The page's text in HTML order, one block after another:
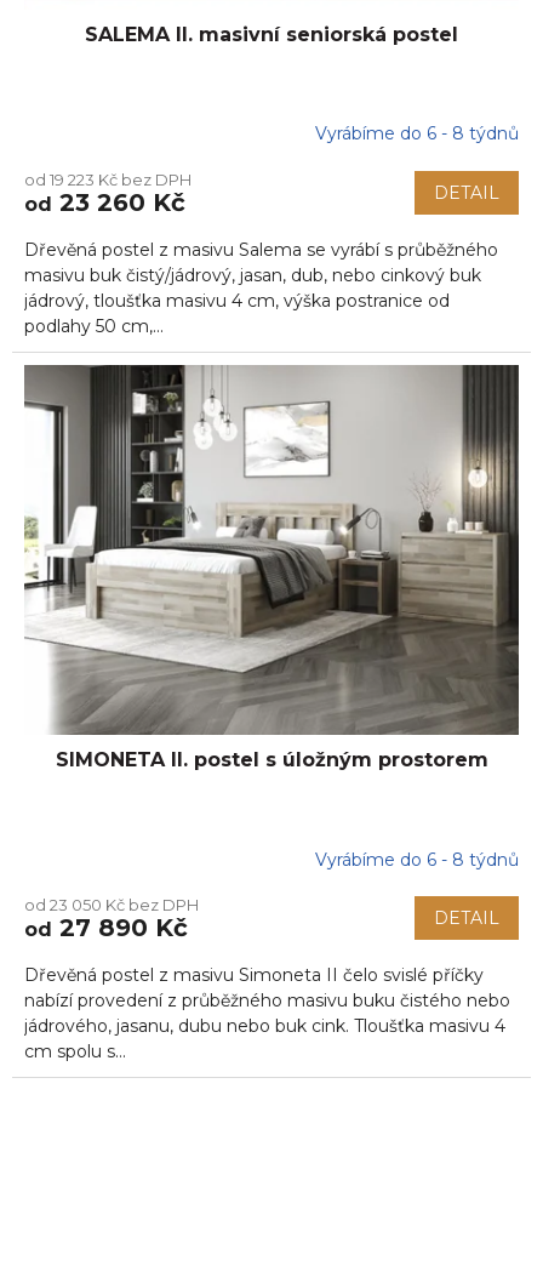
SALEMA II. masivní seniorská postel
Vyrábíme do 6 - 8 týdnů
od 19 223 Kč bez DPH
od 23 260 Kč DETAIL
Dřevěná postel z masivu Salema se vyrábí s průběžného
masivu buk čistý/jádrový, jasan, dub, nebo cinkový buk
jádrový, tloušťka masivu 4 cm, výška postranice od
podlahy 50 cm,...
SIMONETA II. postel s úložným prostorem
Vyrábíme do 6 - 8 týdnů
od 23 050 Kč bez DPH
od 27 890 Kč DETAIL
Dřevěná postel z masivu Simoneta II čelo svislé příčky
nabízí provedení z průběžného masivu buku čistého nebo
jádrového, jasanu, dubu nebo buk cink. Tloušťka masivu 4
cm spolu s...